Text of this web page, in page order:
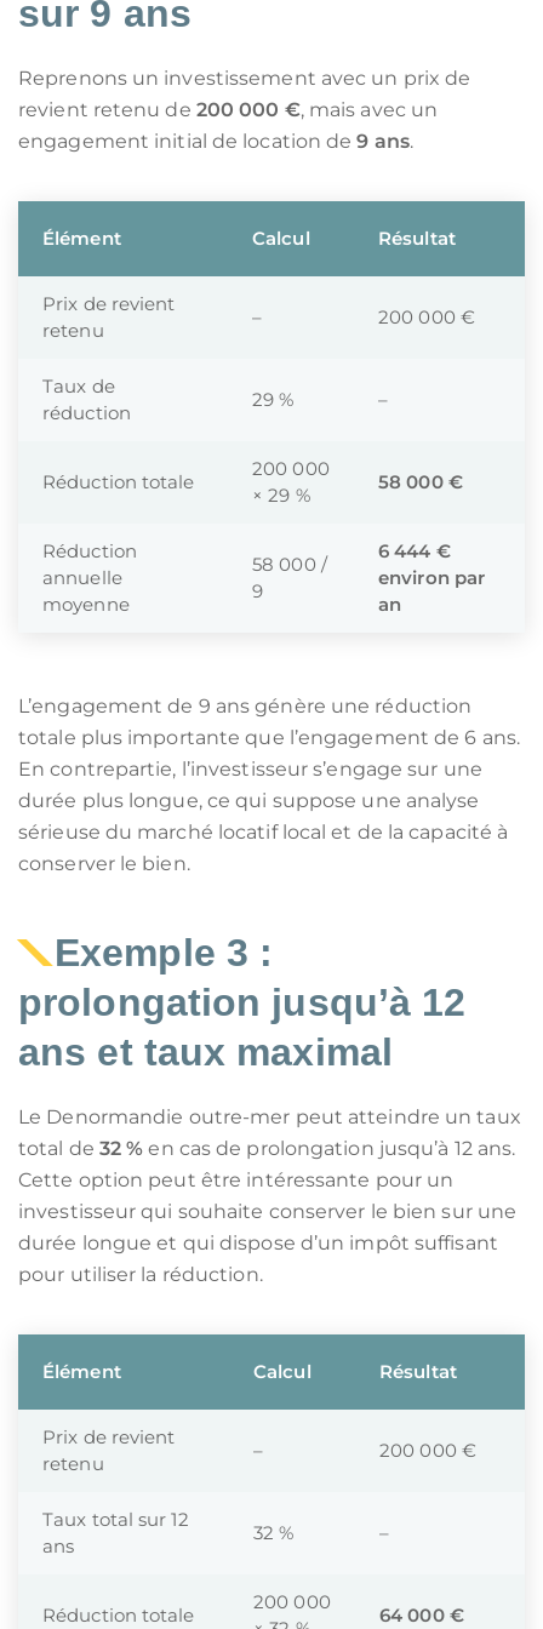
sur 9 ans
Reprenons un investissement avec un prix de
revient retenu de 200 000 €, mais avec un
engagement initial de location de9 ans.
Élément Calcul Résultat
Prix de revient
retenu
– 200 000 €
Taux de
réduction
29 % –
Réduction totale
200 000
× 29 %
58 000 €
Réduction
annuelle
moyenne
58 000 /
9
6 444 €
environ par
an
L’engagement de 9 ans génère une réduction
totale plus importante que l’engagement de 6 ans.
En contrepartie, l’investisseur s’engage sur une
durée plus longue, ce qui suppose une analyse
sérieuse du marché locatif local et de la capacité à
conserver le bien.
Exemple 3 :
prolongation jusqu’à 12
ans et taux maximal
Le Denormandie outre-mer peut atteindre un taux
total de 32 % en cas de prolongation jusqu’à 12 ans.
Cette option peut être intéressante pour un
investisseur qui souhaite conserver le bien sur une
durée longue et qui dispose d’un impôt suffisant
pour utiliser la réduction.
Élément Calcul Résultat
Prix de revient
retenu
– 200 000 €
Taux total sur 12
ans
32 % –
Réduction totale
200 000
64 000 €